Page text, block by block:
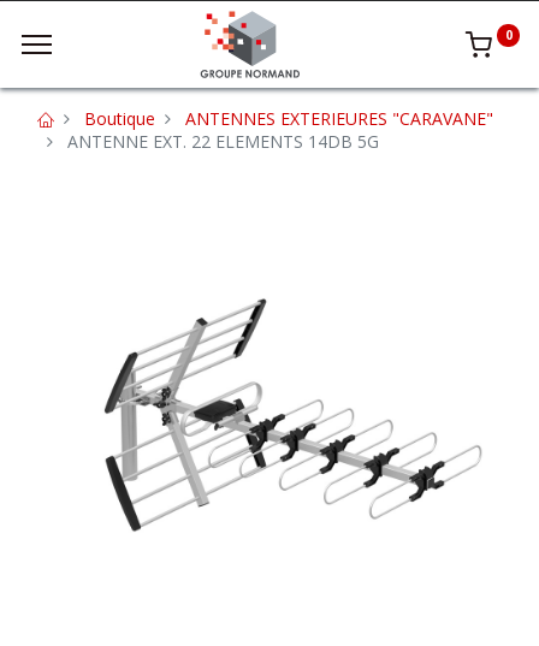
0
Boutique
ANTENNES EXTERIEURES "CARAVANE"
ANTENNE EXT. 22 ELEMENTS 14DB 5G